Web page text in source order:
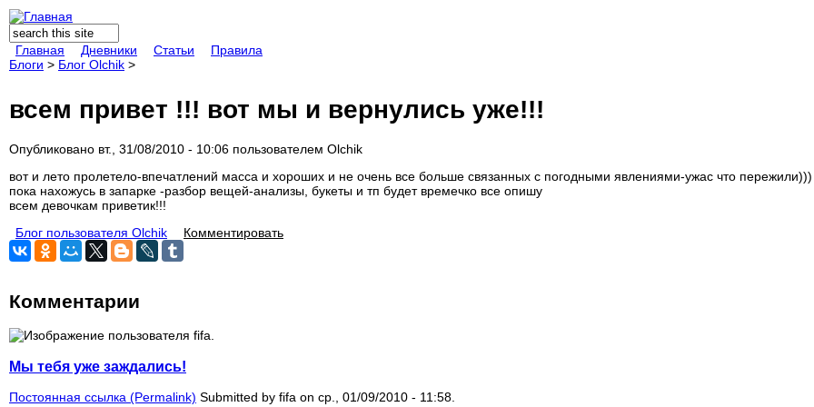
Форма поиска
Поиск
Главная
Дневники Статьи
Правила
Блоги > Блог Olchik >
всем привет !!! вот мы и вернулись уже!!!
Опубликовано вт., 31/08/2010 - 10:06 пользователем Olchik
вот и лето пролетело-впечатлений масса и хороших и не очень все больше связанных с погодными явлениями-ужас что
пока нахожусь в запарке -разбор вещей-анализы, букеты и тп будет времечко все опишу
всем девочкам приветик!!!
Блог пользователя Olchik
Комментировать
Комментарии
Мы тебя уже заждались!
Постоянная ссылка (Permalink) Submitted by fifa on ср., 01/09/2010 - 11:58.